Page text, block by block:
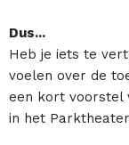
Dus...
Heb je iets te
voelen over de
een kort voorstel
in het